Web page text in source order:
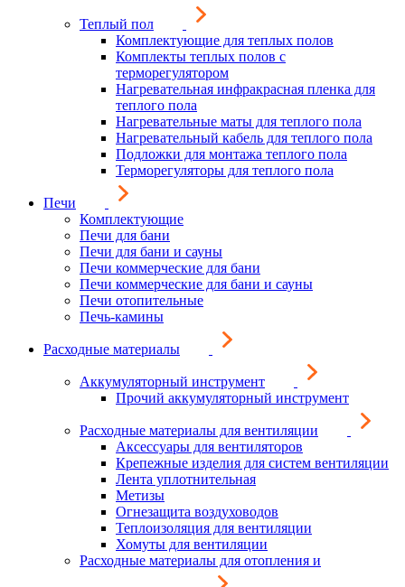
Теплый пол
Комплектующие для теплых полов
Комплекты теплых полов с
терморегулятором
Нагревательная инфракрасная пленка для
теплого пола
Нагревательные маты для теплого пола
Нагревательный кабель для теплого пола
Подложки для монтажа теплого пола
Терморегуляторы для теплого пола
Печи
Комплектующие
Печи для бани
Печи для бани и сауны
Печи коммерческие для бани
Печи коммерческие для бани и сауны
Печи отопительные
Печь-камины
Расходные материалы
Аккумуляторный инструмент
Прочий аккумуляторный инструмент
Расходные материалы для вентиляции
Аксессуары для вентиляторов
Крепежные изделия для систем вентиляции
Лента уплотнительная
Метизы
Огнезащита воздуховодов
Теплоизоляция для вентиляции
Хомуты для вентиляции
Расходные материалы для отопления и